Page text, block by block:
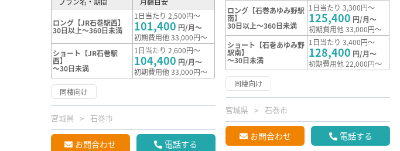
ロング【JR石巻駅西】
30日以上～360日未満
1日当たり 2,500円～
101,400 円/月～
初期費用他 33,000円～
ショート【JR石巻駅
西】
～30日未満
1日当たり 2,600円～
104,400 円/月～
初期費用他 33,000円～
同棲向け
宮城県 石巻市
お問合わせ 電話する
ロング【石巻あゆみ野駅
南】
30日以上～360日未満
1日当たり 3,300円～
125,400 円/月～
初期費用他 33,000円～
ショート【石巻あゆみ野
駅南】
～30日未満
1日当たり 3,400円～
128,400 円/月～
初期費用他 22,000円～
同棲向け
宮城県 石巻市
お問合わせ 電話する